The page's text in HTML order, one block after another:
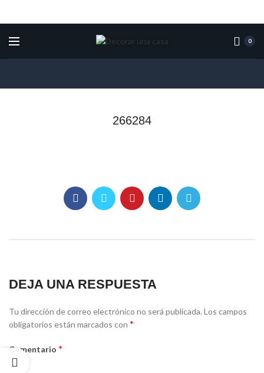
0
266284
DEJA UNA RESPUESTA
Tu dirección de correo electrónico no será publicada.Los campos
obligatorios están marcados con *
Comentario *
Alternative: